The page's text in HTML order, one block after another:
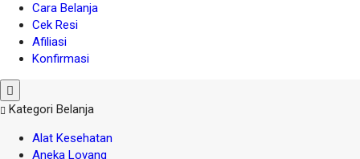
Cara Belanja
Cek Resi
Afiliasi
Konfirmasi
Kategori Belanja
Alat Kesehatan
Aneka Loyang